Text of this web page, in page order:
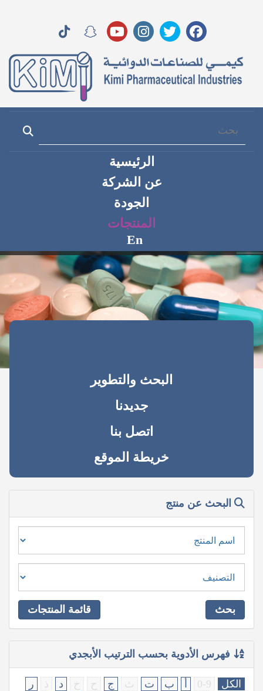
الرئيسية
عن الشركة
الجودة
المنتجات
En
البحث والتطوير
جديدنا
اتصل بنا
خريطة الموقع
البحث عن منتج
بحث قائمة المنتجات
فهرس الأدوية بحسب الترتيب الأبجدي
الكل 0-9 ب ت ث ج ح خ د ذ
ر